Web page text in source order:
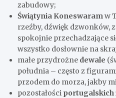
zabudowy;
Świątynia Koneswaramw
rzeźby, dźwięk dzwonków,
spokojnie przechadzające
wszystko dosłownie na
małe przydrożne dewale
południa – często z
przodem do morza, jakby
pozostałości